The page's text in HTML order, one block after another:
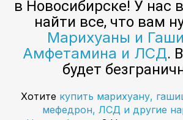
в Новосибирске! У нас
найти все, что вам
Марихуаны и
Амфетамина и ЛСД.
будет
Хотите купить марихуану,
мефедрон, ЛСД и другие